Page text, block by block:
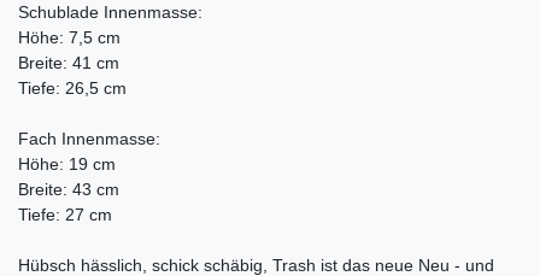
Schublade Innenmasse:
Höhe: 7,5 cm
Breite: 41 cm
Tiefe: 26,5 cm
Fach Innenmasse:
Höhe: 19 cm
Breite: 43 cm
Tiefe: 27 cm
Hübsch hässlich, schick schäbig, Trash ist das neue Neu - und